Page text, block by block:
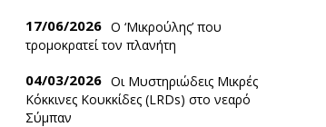
17/06/2026 Ο ‘Mικρούλης’ που
τρομοκρατεί τον πλανήτη
04/03/2026 Οι Μυστηριώδεις Μικρές
Κόκκινες Κουκκίδες (LRDs) στο νεαρό
Σύμπαν